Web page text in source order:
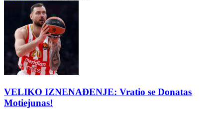
VELIKO IZNENAĐENJE: Vratio se Donatas
Motiejunas!